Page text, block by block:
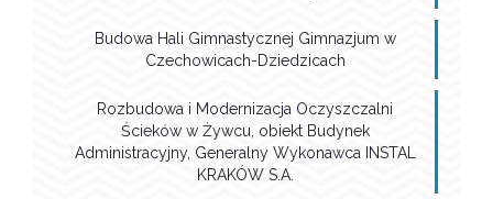
Budowa Hali Gimnastycznej Gimnazjum w
Czechowicach-Dziedzicach
Rozbudowa i Modernizacja Oczyszczalni
Ścieków w Żywcu, obiekt Budynek
Administracyjny, Generalny Wykonawca INSTAL
KRAKÓW S.A.